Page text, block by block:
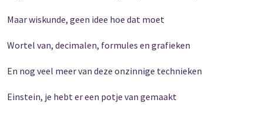
Maar wiskunde, geen idee hoe dat moet
Wortel van, decimalen, formules en grafieken
En nog veel meer van deze onzinnige technieken
Einstein, je hebt er een potje van gemaakt